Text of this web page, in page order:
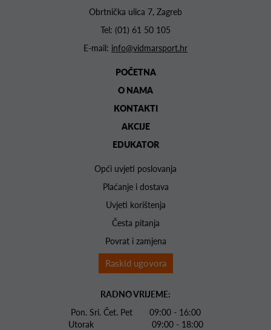
Obrtnička ulica 7, Zagreb
Tel: (01) 61 50 105
E-mail: info@vidmarsport.hr
POČETNA
O NAMA
KONTAKTI
AKCIJE
EDUKATOR
Opći uvjeti poslovanja
Plaćanje i dostava
Uvjeti korištenja
Česta pitanja
Povrat i zamjena
Raskid ugovora
RADNO VRIJEME:
Pon. Sri. Čet. Pet 09:00 - 16:00
Utorak 09:00 - 18:00